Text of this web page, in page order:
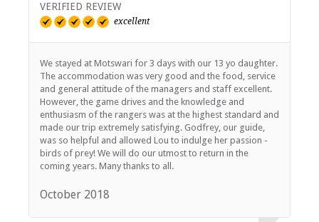
TRANSFERS
Andere Übertragungen verfügbar
VERIFIED REVIEW
excellent
We stayed at Motswari for 3 days with our 13 yo daughter.
The accommodation was very good and the food, service
and general attitude of the managers and staff excellent.
However, the game drives and the knowledge and
enthusiasm of the rangers was at the highest standard and
made our trip extremely satisfying. Godfrey, our guide,
was so helpful and allowed Lou to indulge her passion -
birds of prey! We will do our utmost to return in the
coming years. Many thanks to all.
October 2018